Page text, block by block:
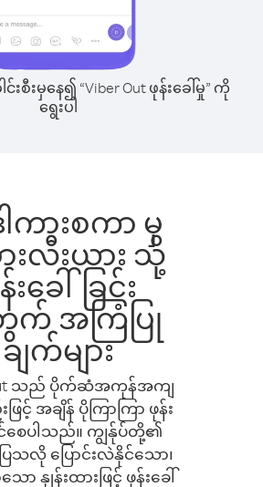
းစီးမှနေ၍ “Viber Out ဖုန်းခေါ်မှု” ကို
ရွေးပါ
ါကားစကာ မှ
းလီးယား သို့
းခေါ်ခြင်း
အကြံပြု
ချက်များ
သည် ပိုက်ဆံအကုန်အကျ
ြင့် အချိန် ပိုကြာကြာ ဖုန်း
င်စေပါသည်။ ကျွန်ုပ်တို့၏
သလို ပြောင်းလဲနိုင်သော၊
နှုန်းထားဖြင့် ဖုန်းခေါ်